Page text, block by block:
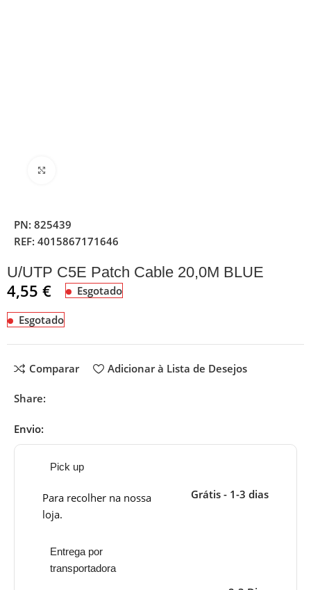
PN:825439
REF:4015867171646
U/UTP C5E Patch Cable 20,0M BLUE
4,55€ Esgotado
Esgotado
Comparar Adicionar à Lista de Desejos
Share:
Envio:
Pick up
Para recolher na nossa
loja.
Grátis - 1-3 dias
Entrega por
transportadora